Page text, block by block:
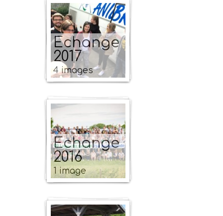
Echange
2017
4 images
Echange
2016
1 image